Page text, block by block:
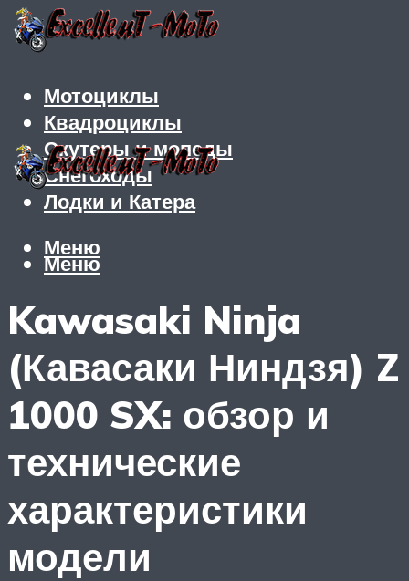
Мотоциклы
Квадроциклы
Скутеры и мопеды
Снегоходы
Лодки и Катера
Меню
Меню
Kawasaki Ninja
(Кавасаки Ниндзя) Z
1000 SX: обзор и
технические
характеристики
модели